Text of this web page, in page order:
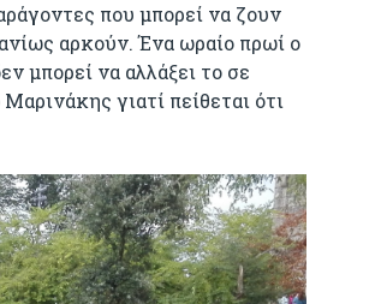
που μπορεί να ζουν
αρκούν. Ένα ωραίο πρωί ο
μπορεί να αλλάξει το σε
γιατί πείθεται ότι